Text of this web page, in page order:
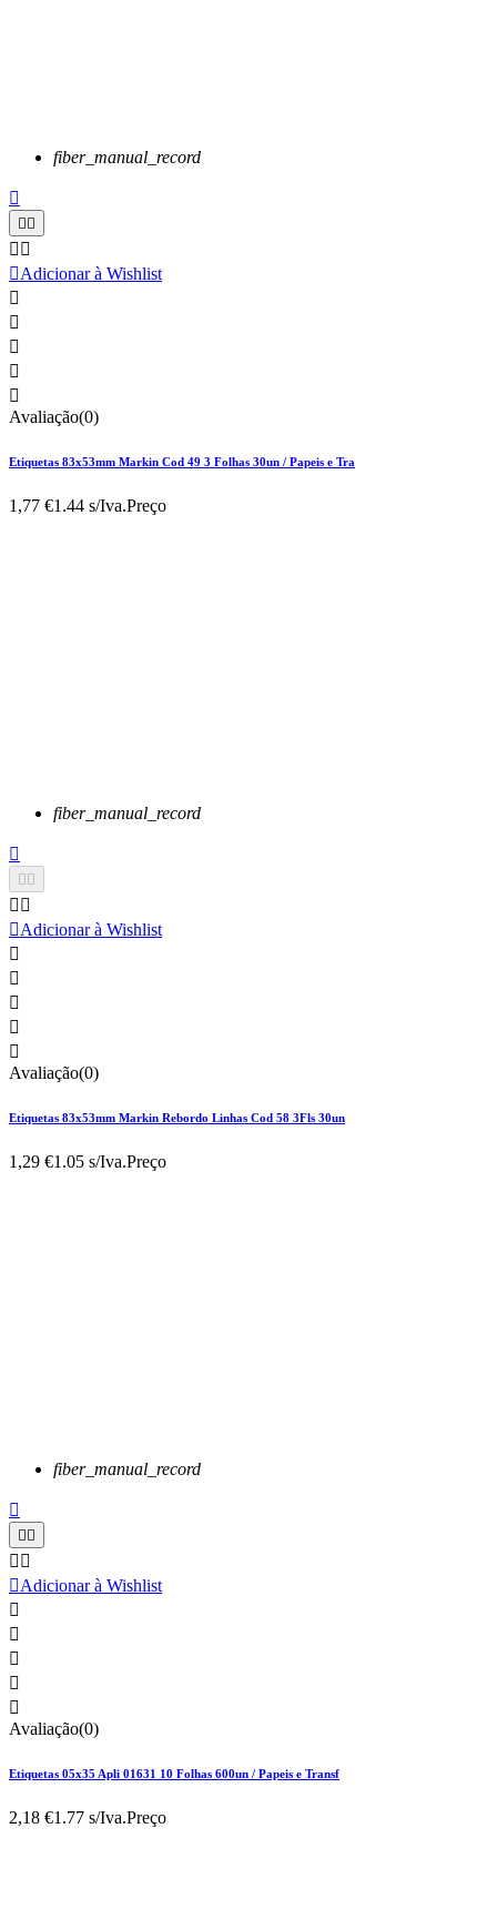
fiber_manual_record

 
 
Adicionar à Wishlist





Avaliação(0)
Etiquetas 83x53mm Markin Cod 49 3 Folhas 30un / Papeis e Tra
1,77 €1.44 s/Iva.Preço
fiber_manual_record

 
 
Adicionar à Wishlist





Avaliação(0)
Etiquetas 83x53mm Markin Rebordo Linhas Cod 58 3Fls 30un
1,29 €1.05 s/Iva.Preço
fiber_manual_record

 
 
Adicionar à Wishlist





Avaliação(0)
Etiquetas 05x35 Apli 01631 10 Folhas 600un / Papeis e Transf
2,18 €1.77 s/Iva.Preço